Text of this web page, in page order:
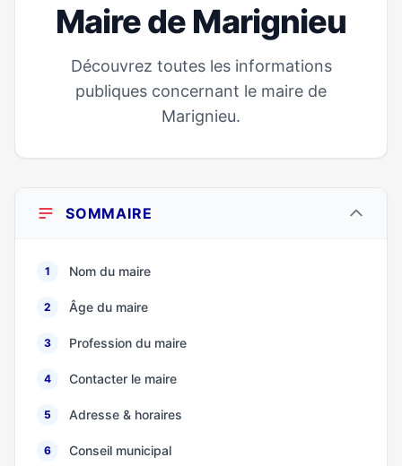
Maire de Marignieu
Découvrez toutes les informations
publiques concernant le maire de
Marignieu.
SOMMAIRE
1 Nom du maire
2 Âge du maire
3 Profession du maire
4 Contacter le maire
5 Adresse & horaires
6 Conseil municipal